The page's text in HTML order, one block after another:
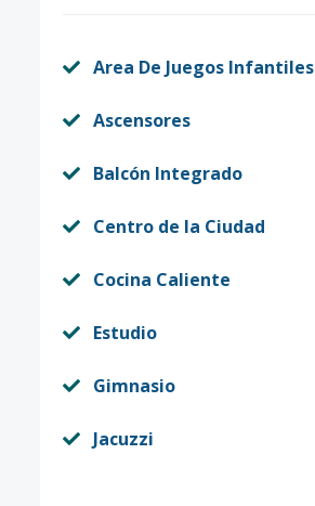
Area De Juegos Infantiles
Ascensores
Balcón Integrado
Centro de la Ciudad
Cocina Caliente
Estudio
Gimnasio
Jacuzzi